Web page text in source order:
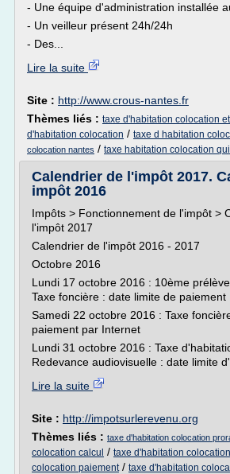
- Une équipe d'administration installée
- Un veilleur présent 24h/24h
- Des...
Lire la suite
Site : http://www.crous-nantes.fr
Thèmes liés : taxe d'habitation colocation
d'habitation colocation / taxe d habitation
colocation nantes / taxe habitation colocation
Calendrier de l'impôt 2017.
impôt 2016
Impôts > Fonctionnement de l'impôt >
l'impôt 2017
Calendrier de l'impôt 2016 - 2017
Octobre 2016
Lundi 17 octobre 2016 : 10ème
Taxe foncière : date limite de paiement
Samedi 22 octobre 2016 : Taxe
paiement par Internet
Lundi 31 octobre 2016 : Taxe
Redevance audiovisuelle : date limite
Lire la suite
Site : http://impotsurlerevenu.org
Thèmes liés : taxe d'habitation colocation
colocation calcul / taxe d'habitation colocation
colocation paiement/ taxe d'habitation